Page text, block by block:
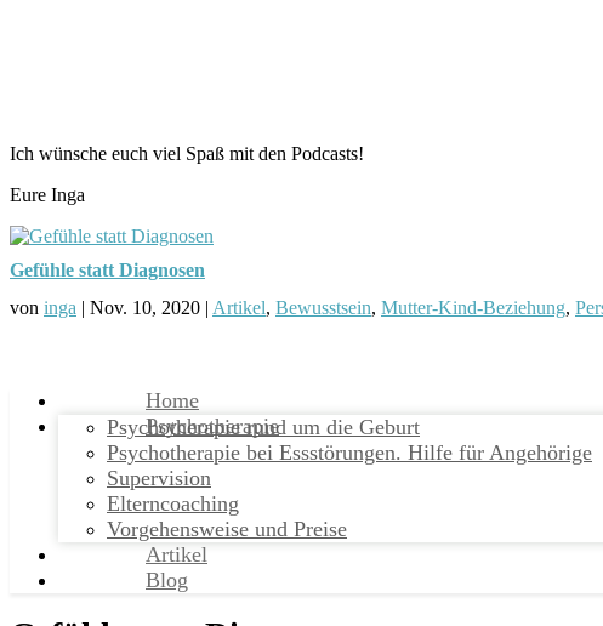
Ich wünsche euch viel Spaß mit den Podcasts!
Eure Inga
Gefühle statt Diagnosen
von inga | Nov. 10, 2020 | Artikel, Bewusstsein, Mutter-Kind-Beziehung,
Home
Psychotherapie
Psychotherapie rund um die Geburt
Psychotherapie bei Essstörungen. Hilfe für Angehörige
Supervision
Elterncoaching
Vorgehensweise und Preise
Artikel
Blog